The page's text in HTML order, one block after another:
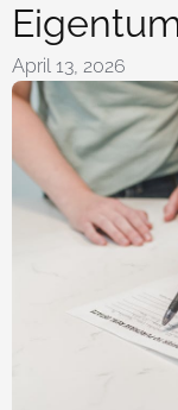
April 13, 2026